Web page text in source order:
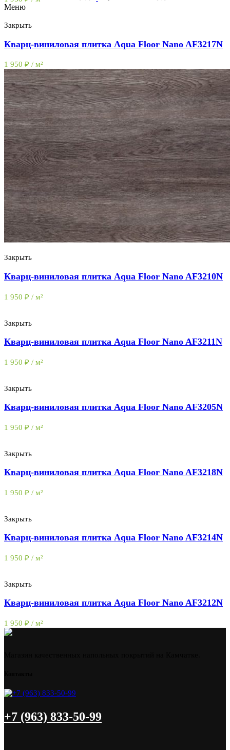
Меню
Закрыть
Кварц-виниловая плитка Aqua Floor Nano AF3217N
1 950 ₽ / м²
Закрыть
Кварц-виниловая плитка Aqua Floor Nano AF3210N
1 950 ₽ / м²
Закрыть
Кварц-виниловая плитка Aqua Floor Nano AF3211N
1 950 ₽ / м²
Закрыть
Кварц-виниловая плитка Aqua Floor Nano AF3205N
1 950 ₽ / м²
Закрыть
Кварц-виниловая плитка Aqua Floor Nano AF3218N
1 950 ₽ / м²
Закрыть
Кварц-виниловая плитка Aqua Floor Nano AF3214N
1 950 ₽ / м²
Закрыть
Кварц-виниловая плитка Aqua Floor Nano AF3212N
1 950 ₽ / м²
+7 (963) 833-50-99